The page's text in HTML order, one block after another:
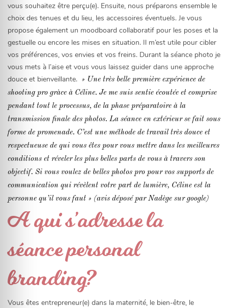
vous souhaitez être perçu(e). Ensuite, nous préparons ensemble le
choix des tenues et du lieu, les accessoires éventuels. Je vous
propose également un moodboard collaboratif pour les poses et la
gestuelle ou encore les mises en situation. Il m’est utile pour cibler
vos préférences, vos envies et vos freins. Durant la séance photo je
vous mets à l’aise et vous vous laissez guider dans une approche
douce et bienveillante. » Une très belle première expérience de
shooting pro gràce à Céline. Je me suis sentie écoutée et comprise
pendant tout le processus, de la phase préparatoire à la
transmission finale des photos. La séance en extérieur se fait sous
forme de promenade. C’est une méthode de travail très douce et
respectueuse de qui vous êtes pour vous mettre dans les meilleures
conditions et réveler les plus belles parts de vous à travers son
objectif. Si vous voulez de belles photos pro pour vos supports de
communication qui révèlent votre part de lumière, Céline est la
personne qu’il vous faut » (avis déposé par Nadège sur google)
A qui s’adresse la
séance personal
branding?
Vous êtes entrepreneur(e) dans la maternité, le bien-être, le